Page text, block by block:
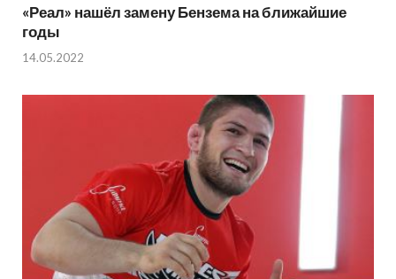
«Реал» нашёл замену Бензема на ближайшие
годы
14.05.2022